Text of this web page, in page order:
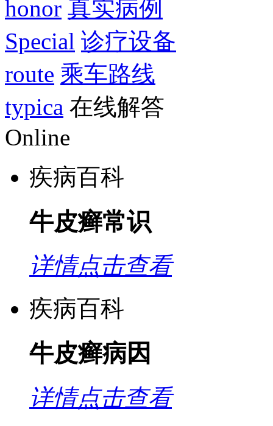
honor 真实病例
Special 诊疗设备
route 乘车路线
typica 在线解答
Online
疾病百科
牛皮癣常识
详情点击查看
疾病百科
牛皮癣病因
详情点击查看